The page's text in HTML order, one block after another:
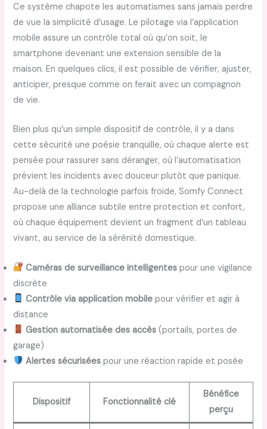
Ce système chapote les automatismes sans jamais perdre
de vue la simplicité d’usage. Le pilotage via l’application
mobile assure un contrôle total où qu’on soit, le
smartphone devenant une extension sensible de la
maison. En quelques clics, il est possible de vérifier, ajuster,
anticiper, presque comme on ferait avec un compagnon
de vie.
Bien plus qu’un simple dispositif de contrôle, il y a dans
cette sécurité une poésie tranquille, où chaque alerte est
pensée pour rassurer sans déranger, où l’automatisation
prévient les incidents avec douceur plutôt que panique.
Au-delà de la technologie parfois froide, Somfy Connect
propose une alliance subtile entre protection et confort,
où chaque équipement devient un fragment d’un tableau
vivant, au service de la sérénité domestique.
Caméras de surveillance intelligentes pour une vigilance
discrète
Contrôle via application mobile pour vérifier et agir à
distance
Gestion automatisée des accès (portails, portes de
garage)
Alertes sécurisées pour une réaction rapide et posée
Dispositif Fonctionnalité clé
Bénéfice
perçu